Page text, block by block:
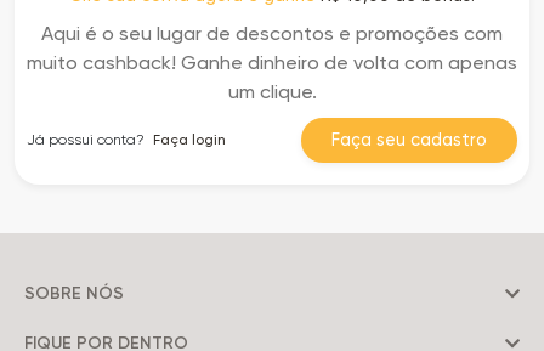
Aqui é o seu lugar de descontos e promoções com
muito cashback! Ganhe dinheiro de volta com apenas
um clique.
Faça seu cadastro
Já possui conta? Faça login
SOBRE NÓS
FIQUE POR DENTRO